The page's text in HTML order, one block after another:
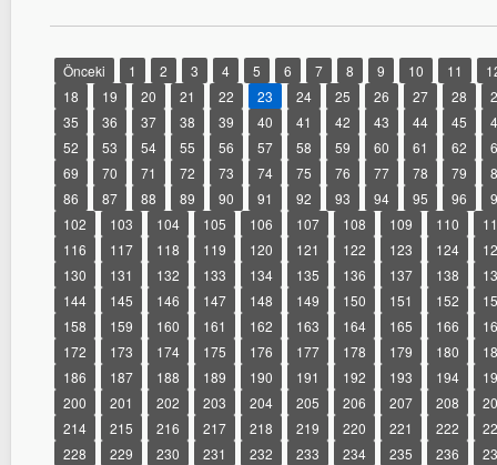
Önceki 1 2 3 4 5 6 7 8 9 10 11
18
19 20 21 22 23 24 25 26 27 28
35
36 37 38 39 40 41 42 43 44 45
52
53 54 55 56 57 58 59 60 61 62
69
70 71 72 73 74 75 76 77 78 79
86
87 88 89 90 91 92 93 94 95 96
102
103 104 105 106 107 108 109 110
116
117 118 119 120 121 122 123 124
130
131 132 133 134 135 136 137 138
144
145 146 147 148 149 150 151 152
158
159 160 161 162 163 164 165 166
172
173 174 175 176 177 178 179 180
186
187 188 189 190 191 192 193 194
200
201 202 203 204 205 206 207 208
214
215 216 217 218 219 220 221 222
228
229 230 231 232 233 234 235 236